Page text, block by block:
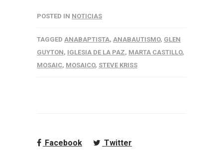
POSTED IN NOTICIAS
TAGGED ANABAPTISTA, ANABAUTISMO, GLEN
GUYTON, IGLESIA DE LA PAZ, MARTA CASTILLO,
MOSAIC, MOSAICO, STEVE KRISS
Facebook
Twitter